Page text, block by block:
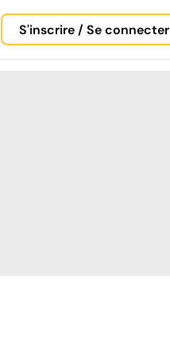
S'inscrire / Se connecter